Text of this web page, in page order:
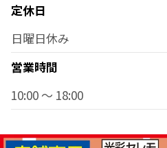
定休日
日曜日休み
営業時間
10:00 ～ 18:00